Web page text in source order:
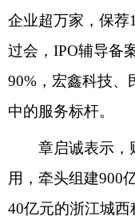
企业超万家，保荐
过会，IPO辅导备
90%，宏鑫科技、
中的服务标杆。
章启诚表示，
用，牵头组建900
40亿元的浙江城